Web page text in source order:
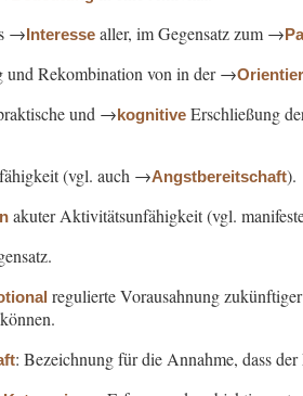
→Interesse aller, im Gegensatz zum →
und Rekombination von in der →
und →kognitive Erschließung
(vgl. auch →Angstbereitschaft).
akuter Aktivitätsunfähigkeit (vgl.
regulierte Vorausahnung
: Bezeichnung für die Annahme, dass